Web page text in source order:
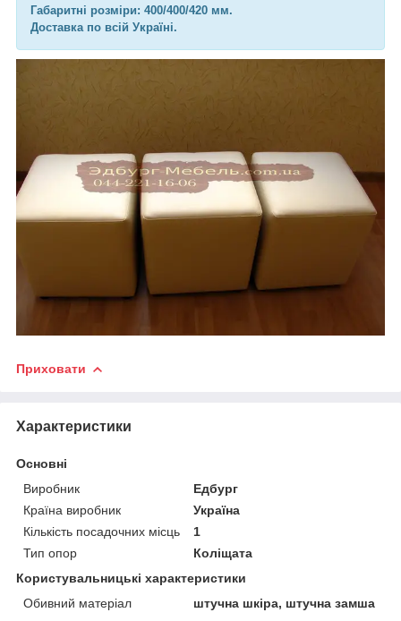
Габаритні розміри: 400/400/420 мм.
Доставка по всій Україні.
Приховати
Характеристики
Основні
Виробник
Едбург
Країна виробник
Україна
Кількість посадочних місць
1
Тип опор
Коліщата
Користувальницькі характеристики
Обивний матеріал
штучна шкіра, штучна замша